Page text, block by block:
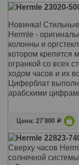
Hermle 23020-
Новинка!
Hermle -
колонны и
котором крепится
огранкой со всех
ходом часов и их
Циферблат
арабскими
Корпус: Латунь,
Цена: 27`800 Р
Hermle 22823-
Сверху часов
солнечной